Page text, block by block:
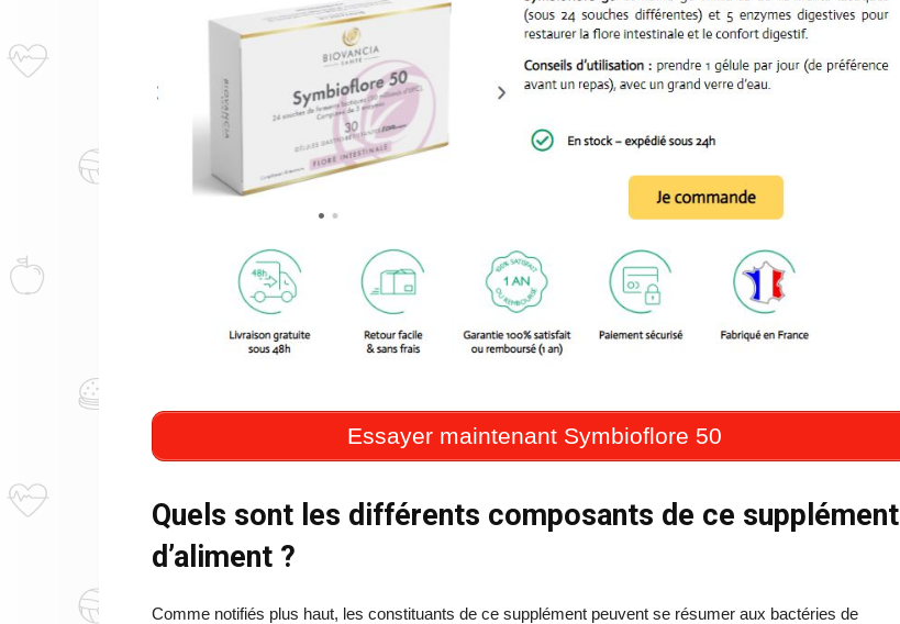
Essayer maintenant Symbioflore 50
Quels sont les différents composants de ce supplément
d’aliment ?
Comme notifiés plus haut, les constituants de ce supplément peuvent se résumer aux bactéries de